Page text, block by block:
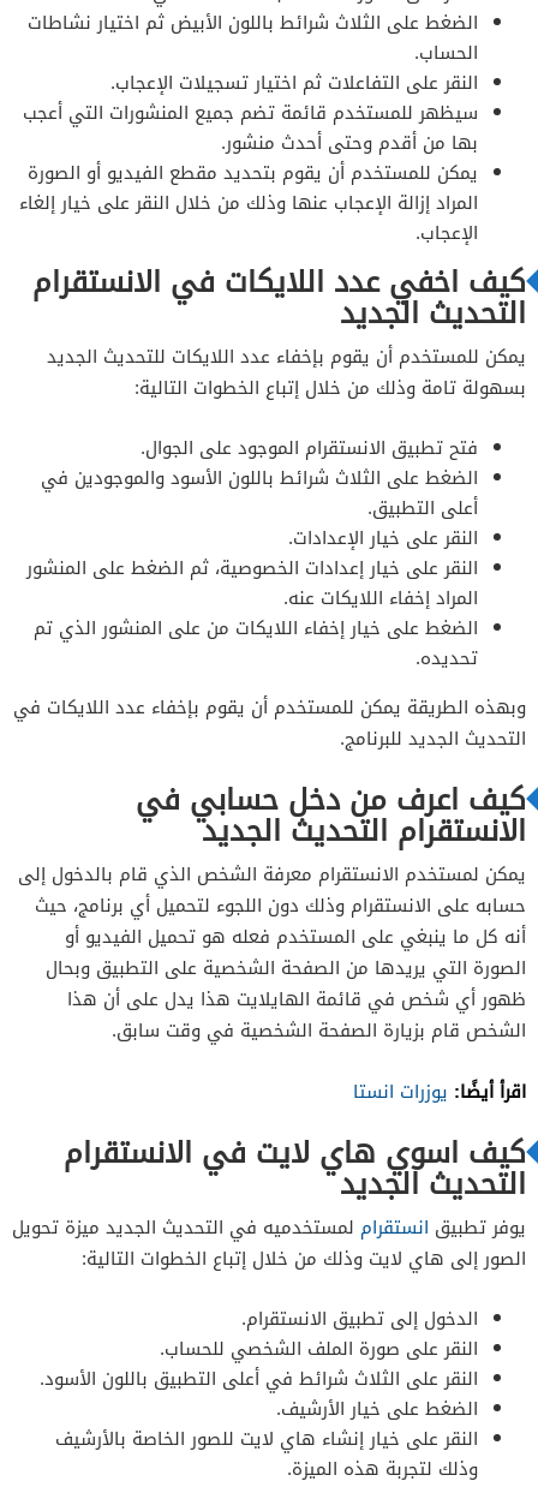
الضغط على الثلاث شرائط باللون الأبيض ثم اختيار نشاطات
الحساب.
النقر على التفاعلات ثم اختيار تسجيلات الإعجاب.
سيظهر للمستخدم قائمة تضم جميع المنشورات التي أعجب
بها من أقدم وحتى أحدث منشور.
يمكن للمستخدم أن يقوم بتحديد مقطع الفيديو أو الصورة
المراد إزالة الإعجاب عنها وذلك من خلال النقر على خيار إلغاء
الإعجاب.
كيف اخفي عدد اللايكات في الانستقرام
التحديث الجديد
يمكن للمستخدم أن يقوم بإخفاء عدد اللايكات للتحديث الجديد
بسهولة تامة وذلك من خلال إتباع الخطوات التالية:
فتح تطبيق الانستقرام الموجود على الجوال.
الضغط على الثلاث شرائط باللون الأسود والموجودين في
أعلى التطبيق.
النقر على خيار الإعدادات.
النقر على خيار إعدادات الخصوصية، ثم الضغط على المنشور
المراد إخفاء اللايكات عنه.
الضغط على خيار إخفاء اللايكات من على المنشور الذي تم
تحديده.
وبهذه الطريقة يمكن للمستخدم أن يقوم بإخفاء عدد اللايكات في
التحديث الجديد للبرنامج.
كيف اعرف من دخل حسابي في
الانستقرام التحديث الجديد
يمكن لمستخدم الانستقرام معرفة الشخص الذي قام بالدخول إلى
حسابه على الانستقرام وذلك دون اللجوء لتحميل أي برنامج، حيث
أنه كل ما ينبغي على المستخدم فعله هو تحميل الفيديو أو
الصورة التي يريدها من الصفحة الشخصية على التطبيق وبحال
ظهور أي شخص في قائمة الهايلايت هذا يدل على أن هذا
الشخص قام بزيارة الصفحة الشخصية في وقت سابق.
اقرأ أيضًا: يوزرات انستا
كيف اسوي هاي لايت في الانستقرام
التحديث الجديد
يوفر تطبيق انستقرام لمستخدميه في التحديث الجديد ميزة تحويل
الصور إلى هاي لايت وذلك من خلال إتباع الخطوات التالية:
الدخول إلى تطبيق الانستقرام.
النقر على صورة الملف الشخصي للحساب.
النقر على الثلاث شرائط في أعلى التطبيق باللون الأسود.
الضغط على خيار الأرشيف.
النقر على خيار إنشاء هاي لايت للصور الخاصة بالأرشيف
وذلك لتجربة هذه الميزة.